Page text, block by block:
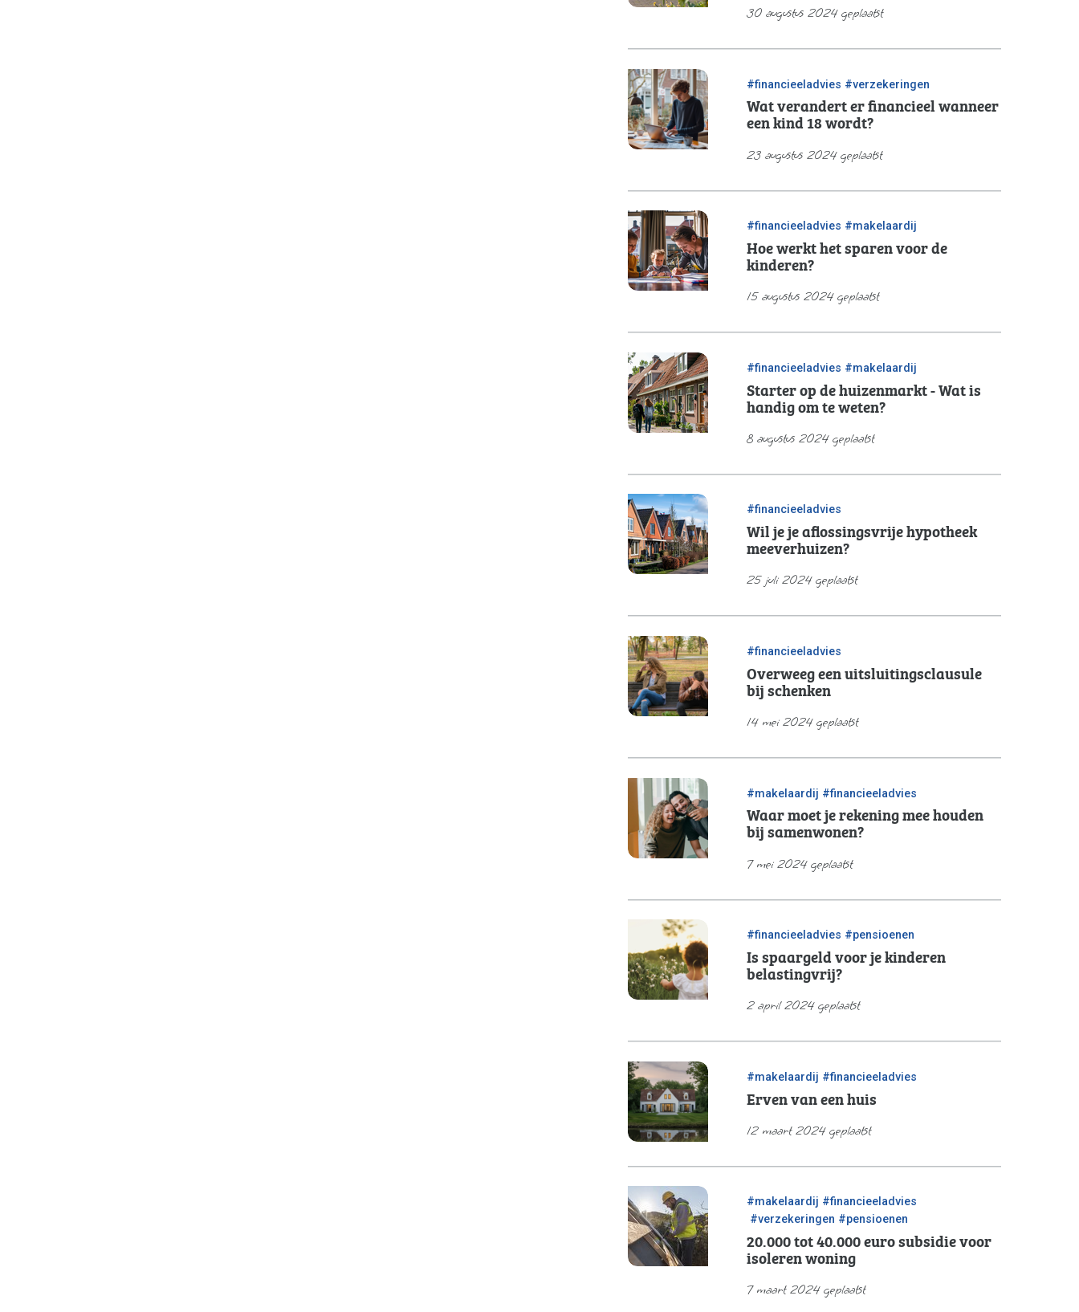
30 augustus 2024 geplaatst
#financieeladvies/#verzekeringen
Wat verandert er financieel wanneer
een kind 18 wordt?
23 augustus 2024 geplaatst
#financieeladvies/#makelaardij
Hoe werkt het sparen voor de
kinderen?
15 augustus 2024 geplaatst
#financieeladvies/#makelaardij
Starter op de huizenmarkt - Wat is
handig om te weten?
8 augustus 2024 geplaatst
#financieeladvies
Wil je je aflossingsvrije hypotheek
meeverhuizen?
25 juli 2024 geplaatst
#financieeladvies
Overweeg een uitsluitingsclausule
bij schenken
14 mei 2024 geplaatst
#makelaardij/#financieeladvies
Waar moet je rekening mee houden
bij samenwonen?
7 mei 2024 geplaatst
#financieeladvies/#pensioenen
Is spaargeld voor je kinderen
belastingvrij?
2 april 2024 geplaatst
#makelaardij/#financieeladvies
Erven van een huis
12 maart 2024 geplaatst
#makelaardij/#financieeladvies
/#verzekeringen/#pensioenen
20.000 tot 40.000 euro subsidie voor
isoleren woning
7 maart 2024 geplaatst